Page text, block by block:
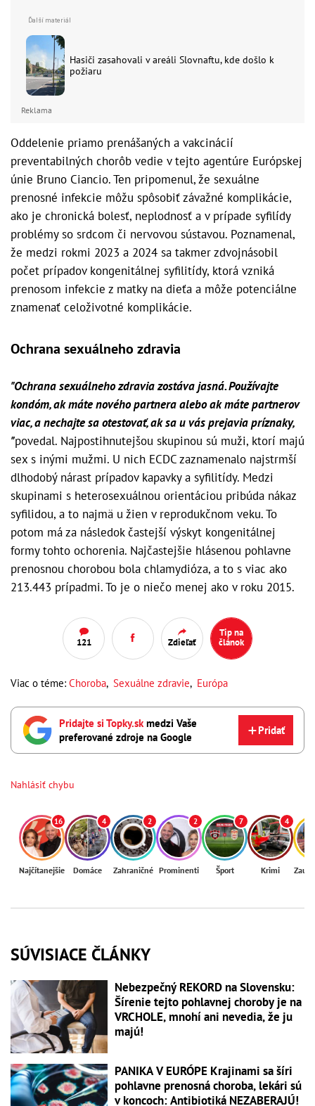
Hasiči zasahovali v areáli Slovnaftu, kde došlo k
požiaru
Reklama
Oddelenie priamo prenášaných a vakcinácií
preventabilných chorôb vedie v tejto agentúre Európskej
únie Bruno Ciancio. Ten pripomenul, že sexuálne
prenosné infekcie môžu spôsobiť závažné komplikácie,
ako je chronická bolesť, neplodnosť a v prípade syfilídy
problémy so srdcom či nervovou sústavou. Poznamenal,
že medzi rokmi 2023 a 2024 sa takmer zdvojnásobil
počet prípadov kongenitálnej syfilitídy, ktorá vzniká
prenosom infekcie z matky na dieťa a môže potenciálne
znamenať celoživotné komplikácie.
Ochrana sexuálneho zdravia
"Ochrana sexuálneho zdravia zostáva jasná. Používajte
kondóm, ak máte nového partnera alebo ak máte partnerov
viac, a nechajte sa otestovať, ak sa u vás prejavia príznaky,
"povedal. Najpostihnutejšou skupinou sú muži, ktorí majú
sex s inými mužmi. U nich ECDC zaznamenalo najstrmší
dlhodobý nárast prípadov kapavky a syfilitídy. Medzi
skupinami s heterosexuálnou orientáciou pribúda nákaz
syfilidou, a to najmä u žien v reprodukčnom veku. To
potom má za následok častejší výskyt kongenitálnej
formy tohto ochorenia. Najčastejšie hlásenou pohlavne
prenosnou chorobou bola chlamydióza, a to s viac ako
213.443 prípadmi. To je o niečo menej ako v roku 2015.
121 Zdieľať
Tip na
článok
Viac o téme: Choroba, Sexuálne zdravie, Európa
Pridajte si Topky.sk medzi Vaše
preferované zdroje na Google
Pridať
Nahlásiť chybu
16
Najčítanejšie
4
Domáce
2
Zahraničné
2
Prominenti
7
Šport
4
Krimi
SÚVISIACE ČLÁNKY
Nebezpečný REKORD na Slovensku:
Šírenie tejto pohlavnej choroby je na
VRCHOLE, mnohí ani nevedia, že ju
majú!
PANIKA V EURÓPE Krajinami sa šíri
pohlavne prenosná choroba, lekári sú
v koncoch: Antibiotiká NEZABERAJÚ!